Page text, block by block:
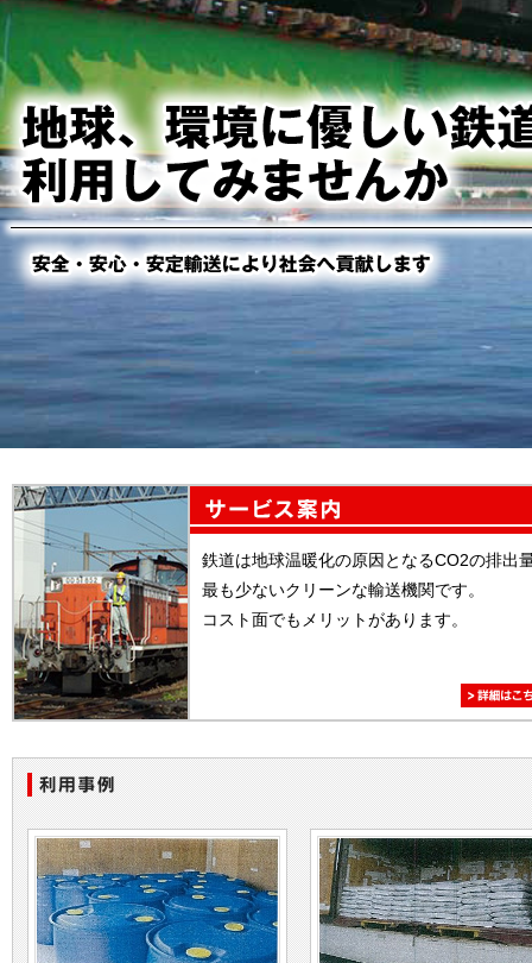
鉄道は地球温暖化の原因となるCO2の排出
最も少ないクリーンな輸送機関です。
コスト面でもメリットがあります。
細はこち